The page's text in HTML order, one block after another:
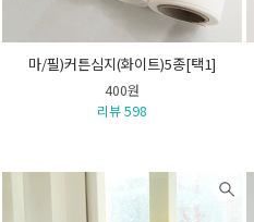
마/필)커튼심지(화이트)5종[택1]
400원
리뷰 598